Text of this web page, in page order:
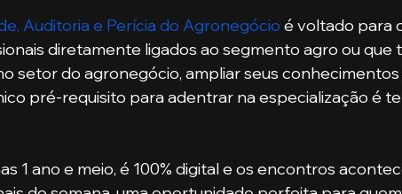
Auditoria e Perícia do Agronegócio é voltado para
diretamente ligados ao segmento agro ou que
setor do agronegócio, ampliar seus
pré-requisito para adentrar na especialização é